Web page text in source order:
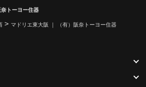
トーヨー住器
> マドリエ東大阪 ｜ （有）阪奈トーヨー住器